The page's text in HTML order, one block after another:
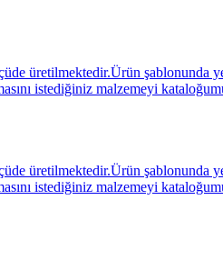
üretilmektedir.Ürün şablonunda
istediğiniz malzemeyi
üretilmektedir.Ürün şablonunda
istediğiniz malzemeyi